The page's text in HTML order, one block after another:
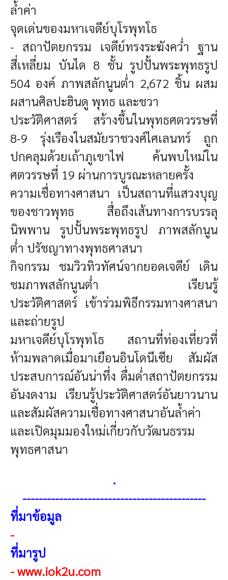
ล้ำค่า
จุดเด่นของมหาเจดีย์บุโรพุทโธ
- สถาปัตยกรรม เจดีย์ทรงระฆังคว่ำ ฐาน
สี่เหลี่ยม บันได 8 ชั้น รูปปั้นพระพุทธรูป
504 องค์ ภาพสลักนูนต่ำ 2,672 ชิ้น ผสม
ผสานศิลปะฮินดู พุทธ และชวา
ประวัติศาสตร์ สร้างขึ้นในพุทธศตวรรษที่
8-9 รุ่งเรืองในสมัยราชวงศ์ไศเลนทร์ ถูก
ปกคลุมด้วยเถ้าภูเขาไฟ ค้นพบใหม่ใน
ศตวรรษที่ 19 ผ่านการบูรณะหลายครั้ง
ความเชื่อทางศาสนา เป็นสถานที่แสวงบุญ
ของชาวพุทธ สื่อถึงเส้นทางการบรรลุ
นิพพาน รูปปั้นพระพุทธรูป ภาพสลักนูน
ต่ำ ปรัชญาทางพุทธศาสนา
กิจกรรม ชมวิวทิวทัศน์จากยอดเจดีย์ เดิน
ชมภาพสลักนูนต่ำ เรียนรู้
ประวัติศาสตร์ เข้าร่วมพิธีกรรมทางศาสนา
และถ่ายรูป
มหาเจดีย์บุโรพุทโธ สถานที่ท่องเที่ยวที่
ห้ามพลาดเมื่อมาเยือนอินโดนีเซีย สัมผัส
ประสบการณ์อันน่าทึ่ง ดื่มด่ำสถาปัตยกรรม
อันงดงาม เรียนรู้ประวัติศาสตร์อันยาวนาน
และสัมผัสความเชื่อทางศาสนาอันล้ำค่า
และเปิดมุมมองใหม่เกี่ยวกับวัฒนธรรม
พุทธศาสนา
.
---------------------------------------------
ที่มาข้อมูล
-
ที่มารูป
-www.iok2u.com